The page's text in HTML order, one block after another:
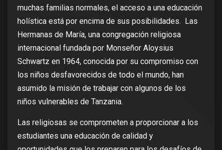
muchas familias normales, el acceso a una educación
holística está por encima de sus posibilidades. Las
Hermanas de María, una congregación religiosa
internacional fundada por Monseñor Aloysius
Schwartz en 1964, conocida por su compromiso con
los niños desfavorecidos de todo el mundo, han
asumido la misión de trabajar con algunos de los
niños vulnerables de Tanzania.
Las religiosas se comprometen a proporcionar a los
estudiantes una educación de calidad y